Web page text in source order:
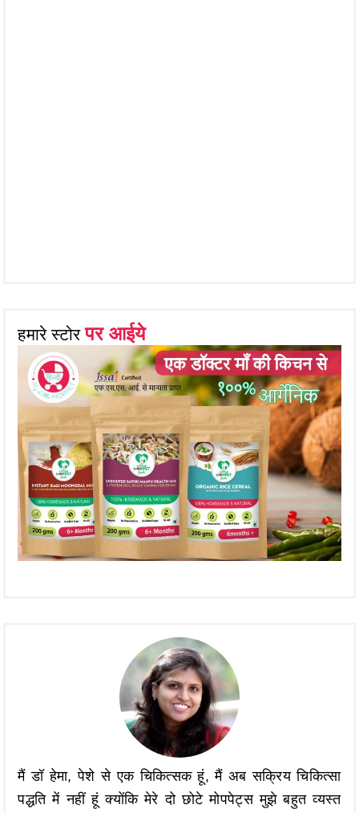
हमारे स्टोरपर आईये
मैं डॉ हेमा, पेशे से एक चिकित्सक हूं, मैं अब सक्रिय चिकित्सा
पद्धति में नहीं हूं क्योंकि मेरे दो छोटे मोपपेट्स मुझे बहुत व्यस्त